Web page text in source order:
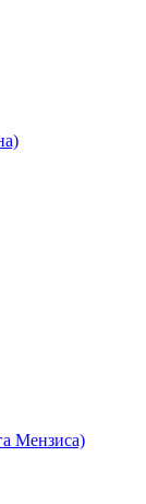
Мензиса)